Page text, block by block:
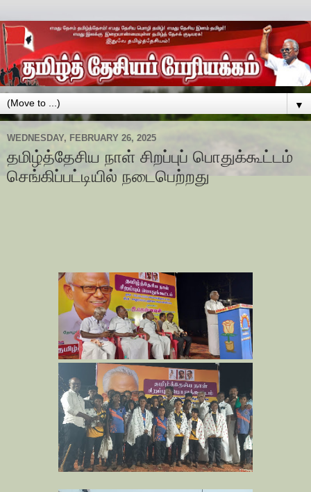
▼
WEDNESDAY, FEBRUARY 26, 2025
தமிழ்த்தேசிய நாள் சிறப்புப் பொதுக்கூட்டம்
செங்கிப்பட்டியில் நடைபெற்றது